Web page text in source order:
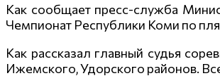
Как сообщает пресс-служба
Чемпионат Республики Коми по
Как рассказал главный судья
Ижемского, Удорского районов.